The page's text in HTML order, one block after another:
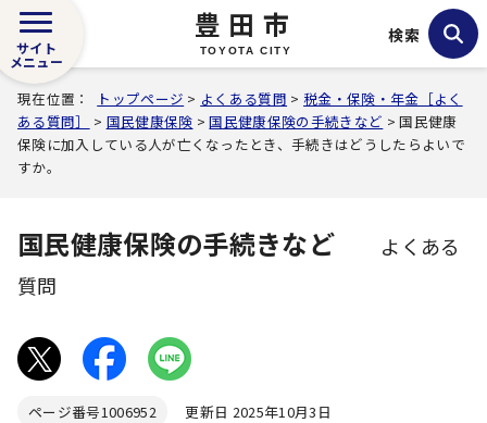
豊田市
TOYOTA CITY
サイト
メニュー
検索
現在位置： トップページ > よくある質問 >税金・保険・年金［よく
ある質問］
> 国民健康保険 >国民健康保険の手続きなど > 国民健康
保険に加入している人が亡くなったとき、手続きはどうしたらよいで
すか。
国民健康保険の手続きなど
よくある
質問
ページ番号1006952 更新日 2025年10月3日